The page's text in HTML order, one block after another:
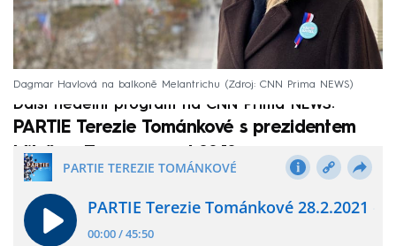
Dagmar Havlová na balkoně Melantrichu Zdroj: CNN Prima NEWS
Další nedělní program na CNN Prima NEWS:
PARTIE Terezie Tománkové s prezidentem
Milošem Zemanem od 20:10